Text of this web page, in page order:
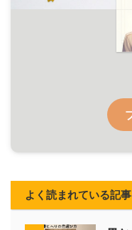
よく読まれている記事